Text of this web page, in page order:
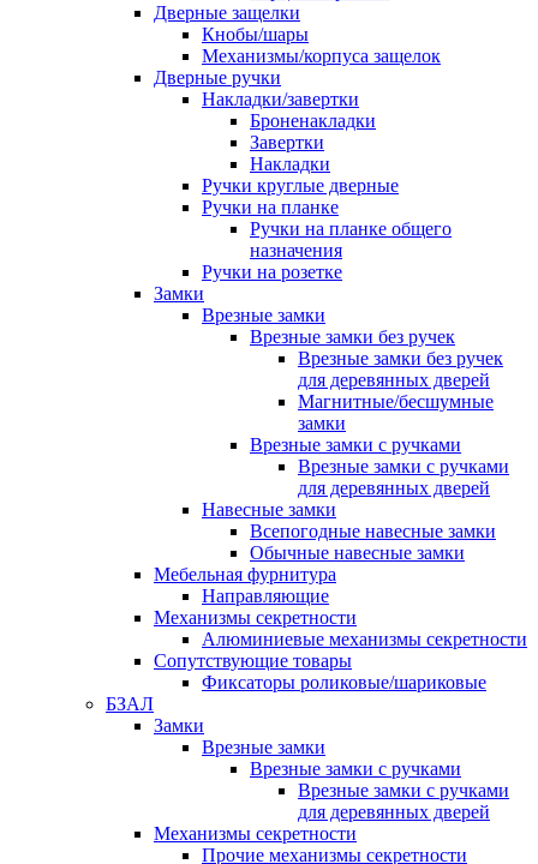
Дверные защелки
Кнобы/шары
Механизмы/корпуса защелок
Дверные ручки
Накладки/завертки
Броненакладки
Завертки
Накладки
Ручки круглые дверные
Ручки на планке
Ручки на планке общего
назначения
Ручки на розетке
Замки
Врезные замки
Врезные замки без ручек
Врезные замки без ручек
для деревянных дверей
Магнитные/бесшумные
замки
Врезные замки с ручками
Врезные замки с ручками
для деревянных дверей
Навесные замки
Всепогодные навесные замки
Обычные навесные замки
Мебельная фурнитура
Направляющие
Механизмы секретности
Алюминиевые механизмы секретности
Сопутствующие товары
Фиксаторы роликовые/шариковые
БЗАЛ
Замки
Врезные замки
Врезные замки с ручками
Врезные замки с ручками
для деревянных дверей
Механизмы секретности
Прочие механизмы секретности